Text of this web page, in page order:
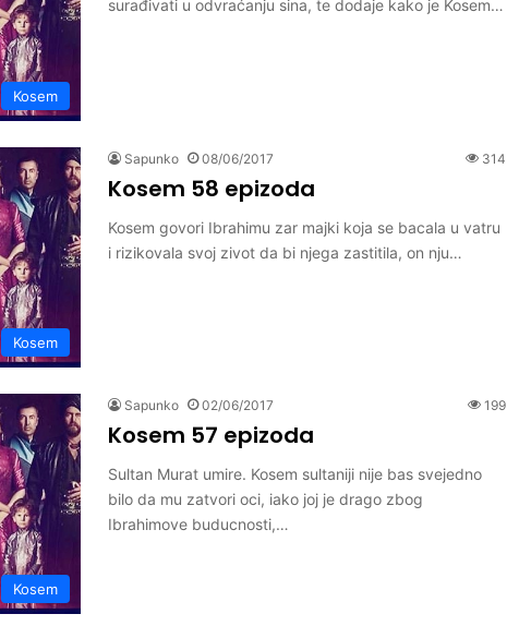
Kosem
surađivati u odvraćanju sina, te dodaje kako je Kosem…
Kosem
Sapunko 08/06/2017 314
Kosem 58 epizoda
Kosem govori Ibrahimu zar majki koja se bacala u vatru
i rizikovala svoj zivot da bi njega zastitila, on nju…
Kosem
Sapunko 02/06/2017 199
Kosem 57 epizoda
Sultan Murat umire. Kosem sultaniji nije bas svejedno
bilo da mu zatvori oci, iako joj je drago zbog
Ibrahimove buducnosti,…